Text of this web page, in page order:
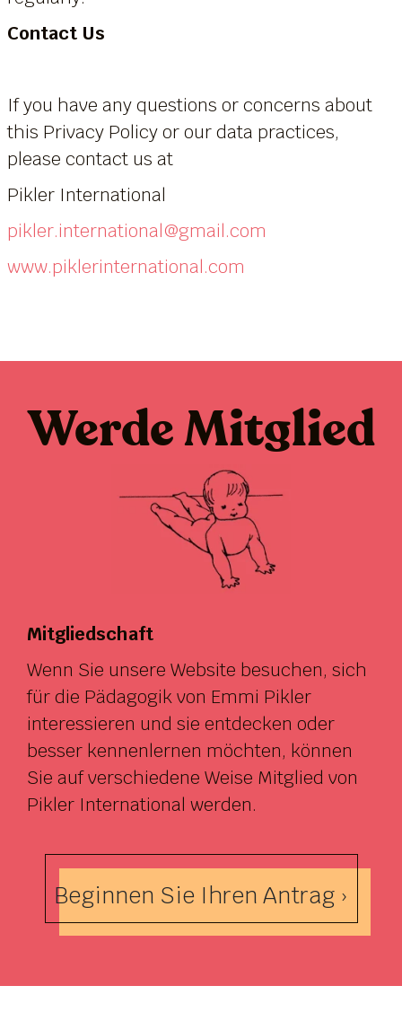
Contact Us
If you have any questions or concerns about
this Privacy Policy or our data practices,
please contact us at
Pikler International
pikler.international@gmail.com
www.piklerinternational.com
Werde Mitglied
Mitgliedschaft
Wenn Sie unsere Website besuchen, sich
für die Pädagogik von Emmi Pikler
interessieren und sie entdecken oder
besser kennenlernen möchten, können
Sie auf verschiedene Weise Mitglied von
Pikler International werden.
Beginnen Sie Ihren Antrag ›